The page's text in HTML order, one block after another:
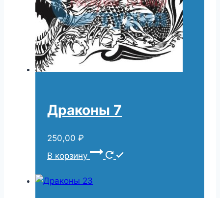
Драконы 7
250,00 ₽
В корзину